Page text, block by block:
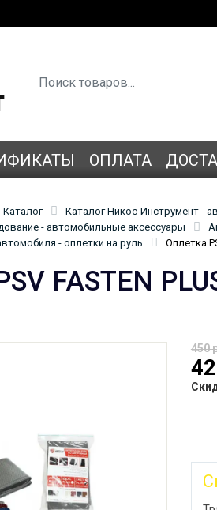
ОПЛАТА
Каталог
Каталог Никос-Инструмент -
- автомобильные аксессуары
- оплетки на руль
Оплетка
FASTEN
450